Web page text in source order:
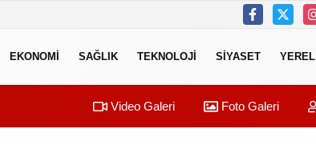
EKONOMI SAĞLIK TEKNOLOJI SIYASET YEREL
Video Galeri Foto Galeri